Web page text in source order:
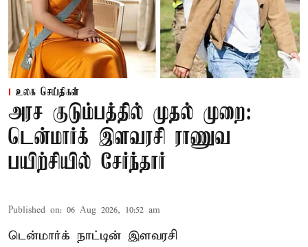
உலக செய்திகள்
அரச குடும்பத்தில் முதல் முறை:
டென்மார்க் இளவரசி ராணுவ
பயிற்சியில் சேர்ந்தார்
Published on: 06 Aug 2026, 10:52 am
டென்மார்க் நாட்டின் இளவரசி